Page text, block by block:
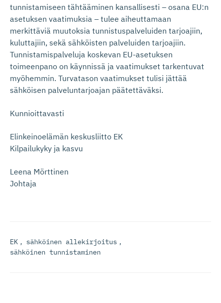
tunnistamiseen tähtääminen kansallisesti – osana EU:n
asetuksen vaatimuksia – tulee aiheuttamaan
merkittäviä muutoksia tunnistuspalveluiden tarjoajiin,
kuluttajiin, sekä sähköisten palveluiden tarjoajiin.
Tunnistamispalveluja koskevan EU-asetuksen
toimeenpano on käynnissä ja vaatimukset tarkentuvat
myöhemmin. Turvatason vaatimukset tulisi jättää
sähköisen palveluntarjoajan päätettäväksi.
Kunnioittavasti
Elinkeinoelämän keskusliitto EK
Kilpailukyky ja kasvu
Leena Mörttinen
Johtaja
EK , sähköinen allekirjoitus ,
sähköinen tunnistaminen